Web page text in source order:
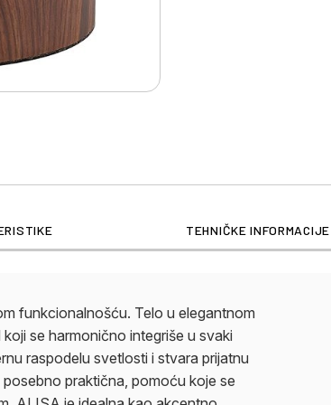
TEHNIČKE INFORMACIJE
funkcionalnošću. Telo u elegantnom
se harmonično integriše u svaki
raspodelu svetlosti i stvara prijatnu
praktična, pomoću koje se